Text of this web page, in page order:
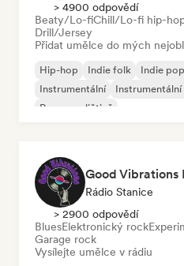
> 4900 odpovědí
Beaty/Lo-fiChill/Lo-fi hip-
Drill/Jersey
Přidat umělce do mých
Hip-hop Indie folk Indie pop
Instrumentální
Rap v angličtině
Good Vibrations
Rádio Stanice
> 2900 odpovědí
BluesElektronický rock
Garage rock
Vysílejte umělce v rádiu